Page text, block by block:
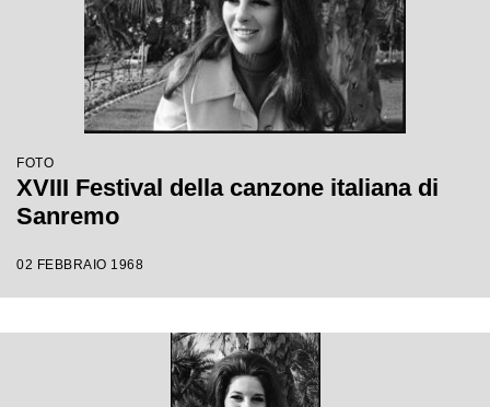
FOTO
XVIII Festival della canzone italiana di
Sanremo
02 FEBBRAIO 1968